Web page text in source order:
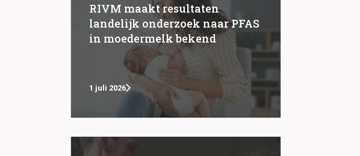
RIVM maakt resultaten
landelijk onderzoek naar PFAS
in moedermelk bekend
1 juli 2026